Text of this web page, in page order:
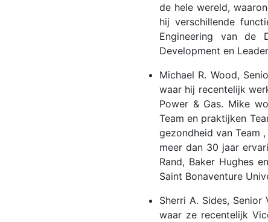
de hele wereld,
hij verschillende
Engineering van de
Development en
Michael R. Wood,
waar hij recentelijk
Power & Gas. Mike
Team en praktijken
gezondheid van Team
meer dan 30 jaar
Rand, Baker Hughes
Saint Bonaventure
Sherri A. Sides,
waar ze recentelijk